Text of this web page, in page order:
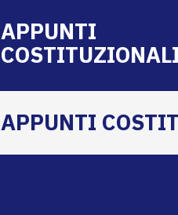
APPUNTI
APPUNTI